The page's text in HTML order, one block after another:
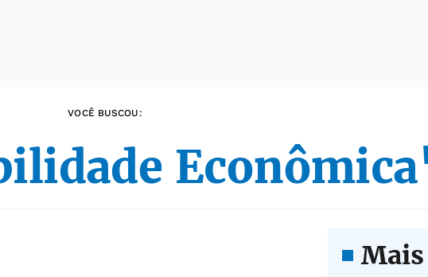
VOCÊ BUSCOU: